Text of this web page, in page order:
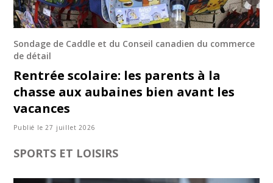
Sondage de Caddle et du Conseil canadien du commerce
de détail
Rentrée scolaire: les parents à la
chasse aux aubaines bien avant les
vacances
Publié le 27 juillet 2026
SPORTS ET LOISIRS